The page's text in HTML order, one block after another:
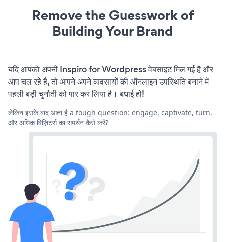
Remove the Guesswork of
Building Your Brand
यदि आपको अपनी Inspiro for Wordpress वेबसाइट मिल गई है और
आप चल रहे हैं, तो आपने अपने व्यवसायों की ऑनलाइन उपस्थिति बनाने में
पहली बड़ी चुनौती को पार कर लिया है। बधाई हो!
लेकिन इसके बाद आता है a tough question: engage, captivate, turn,
और अधिक विज़िटर्स का समर्थन कैसे करें?